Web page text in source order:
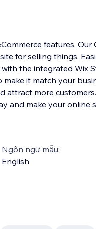
features. Our
for selling things.
the integrated Wix
make it match your
attract more
and make your online
Ngôn ngữ mẫu:
English